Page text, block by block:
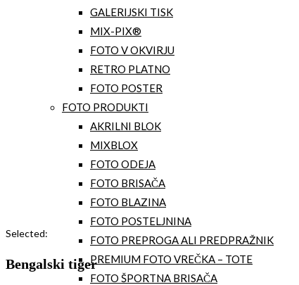
GALERIJSKI TISK
MIX-PIX®
FOTO V OKVIRJU
RETRO PLATNO
FOTO POSTER
FOTO PRODUKTI
AKRILNI BLOK
MIXBLOX
FOTO ODEJA
FOTO BRISAČA
FOTO BLAZINA
FOTO POSTELJNINA
FOTO PREPROGA ALI PREDPRAŽNIK
PREMIUM FOTO VREČKA – TOTE
FOTO ŠPORTNA BRISAČA
Selected:
Bengalski tiger